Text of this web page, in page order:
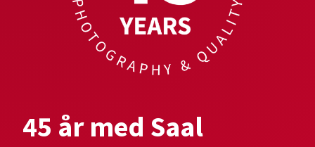
45 år med Saal